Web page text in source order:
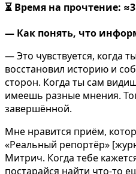
⏳ Время на прочтение:
— Как понять, что
— Это чувствуется, когда
восстановил историю и
сторон. Когда ты сам
имеешь разные мнения.
завершённой.
Мне нравится приём,
«Реальный репортёр»
Митрич. Когда тебе
постарайся найти что-то